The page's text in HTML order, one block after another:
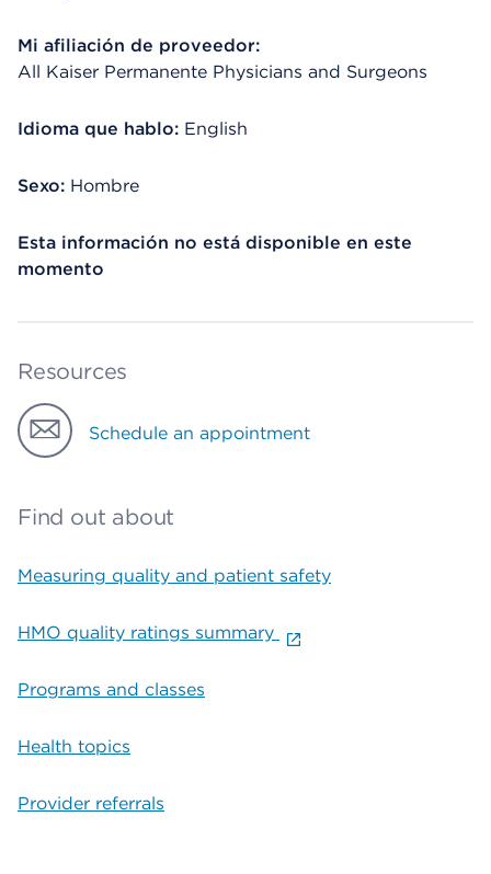
Mi afiliación de proveedor:
All Kaiser Permanente Physicians and Surgeons
Idioma que hablo: English
Sexo: Hombre
Esta información no está disponible en este
momento
Resources
Schedule an appointment
Find out about
Measuring quality and patient safety
HMO quality ratings summary
Programs and classes
Health topics
Provider referrals